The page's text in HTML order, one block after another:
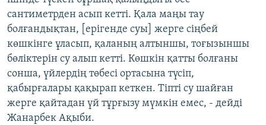
сантиметрден асып кетті. Қала маңы тау
болғандықтан, [ерігенде суы] жерге сіңбей
көшкінге ұласып, қаланың алтыншы, тоғызыншы
бөліктерін су алып кетті. Көшкін қатты болғаны
сонша, үйлердің төбесі ортасына түсіп,
қабырғалары қақырап кеткен. Тіпті су шайған
жерге қайтадан үй тұрғызу мүмкін емес, - дейді
Жанарбек Ақыби.